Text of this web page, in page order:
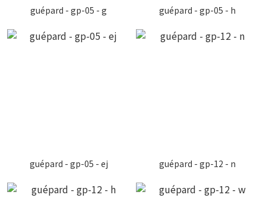
guépard - gp-05 - g guépard - gp-05 - h
guépard - gp-05 - ej guépard - gp-12 - n